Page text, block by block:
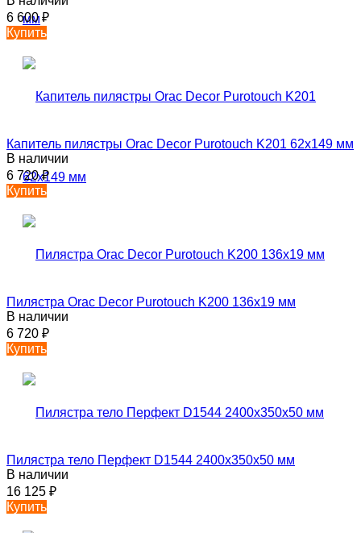
6 600₽
Купить
Капитель пилястры Orac Decor Purotouch K201 62х149 мм
В наличии
6 720₽
Купить
Пилястра Orac Decor Purotouch K200 136х19 мм
В наличии
6 720 ₽
Купить
Пилястра тело Перфект D1544 2400х350х50 мм
В наличии
16 125 ₽
Купить